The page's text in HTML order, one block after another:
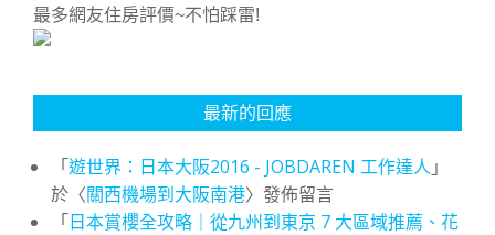
最多網友住房評價~不怕踩雷!
最新的回應
「遊世界：日本大阪2016 - JOBDAREN 工作達人 」
於〈關西機場到大阪南港〉發佈留言
「日本賞櫻全攻略｜從九州到東京 7 大區域推薦、花